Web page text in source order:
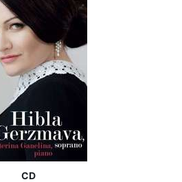
CD